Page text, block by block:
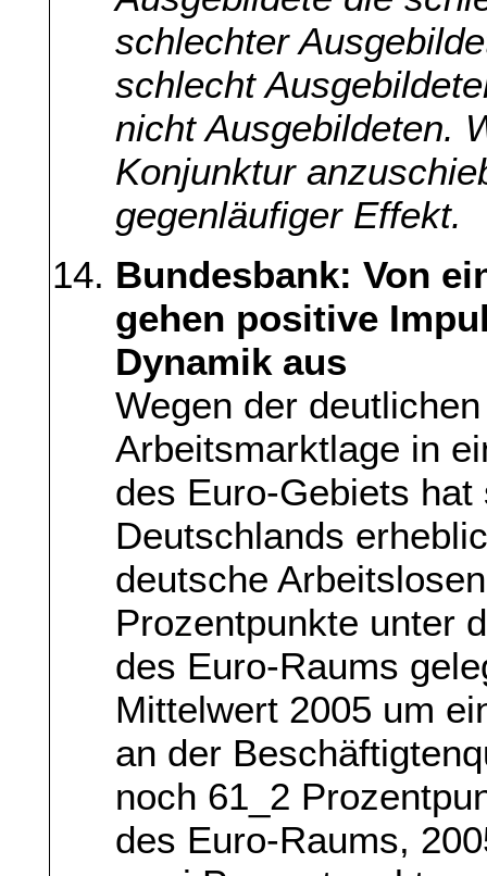
schlechter
schlecht
nicht Ausgebildeten.
Konjunktur
gegenläufiger Effekt.
Bundesbank: Von
gehen positive
Dynamik aus
Wegen der
Arbeitsmarktlage in
des Euro-Gebiets
Deutschlands
deutsche
Prozentpunkte unter
des Euro-Raums
Mittelwert 2005 um
an der
noch 61_2
des Euro-Raums,